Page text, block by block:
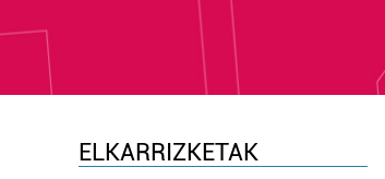
ELKARRIZKETAK